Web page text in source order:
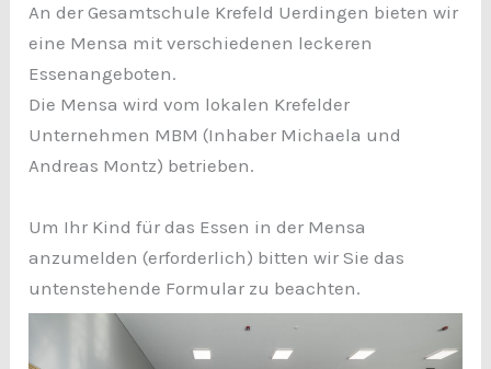
An der Gesamtschule Krefeld Uerdingen bieten wir
eine Mensa mit verschiedenen leckeren
Essenangeboten.
Die Mensa wird vom lokalen Krefelder
Unternehmen MBM (Inhaber Michaela und
Andreas Montz) betrieben.
Um Ihr Kind für das Essen in der Mensa
anzumelden (erforderlich) bitten wir Sie das
untenstehende Formular zu beachten.